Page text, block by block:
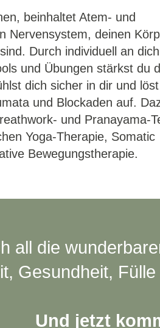
beinhaltet Atem- und
Nervensystem, deinen
Durch individuell an
und Übungen stärkst du
dich sicher in dir und
und Blockaden auf.
und Pranayama-
Yoga-Therapie, Somatic
Bewegungstherapie.
all die
Gesundheit,
Und jetzt